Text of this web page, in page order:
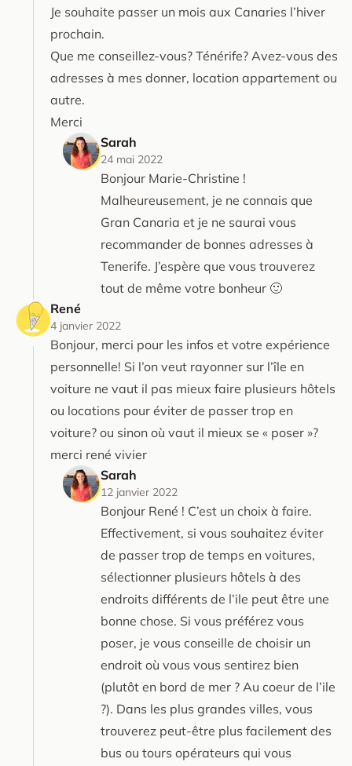
Je souhaite passer un mois aux Canaries l’hiver
prochain.
Que me conseillez-vous? Ténérife? Avez-vous des
adresses à mes donner, location appartement ou
autre.
Merci
Sarah
24 mai 2022
Bonjour Marie-Christine !
Malheureusement, je ne connais que
Gran Canaria et je ne saurai vous
recommander de bonnes adresses à
Tenerife. J’espère que vous trouverez
tout de même votre bonheur 🙂
René
4 janvier 2022
Bonjour, merci pour les infos et votre expérience
personnelle! Si l’on veut rayonner sur l’île en
voiture ne vaut il pas mieux faire plusieurs hôtels
ou locations pour éviter de passer trop en
voiture? ou sinon où vaut il mieux se « poser »?
merci rené vivier
Sarah
12 janvier 2022
Bonjour René ! C’est un choix à faire.
Effectivement, si vous souhaitez éviter
de passer trop de temps en voitures,
sélectionner plusieurs hôtels à des
endroits différents de l’ile peut être une
bonne chose. Si vous préférez vous
poser, je vous conseille de choisir un
endroit où vous vous sentirez bien
(plutôt en bord de mer ? Au coeur de l’ile
?). Dans les plus grandes villes, vous
trouverez peut-être plus facilement des
bus ou tours opérateurs qui vous